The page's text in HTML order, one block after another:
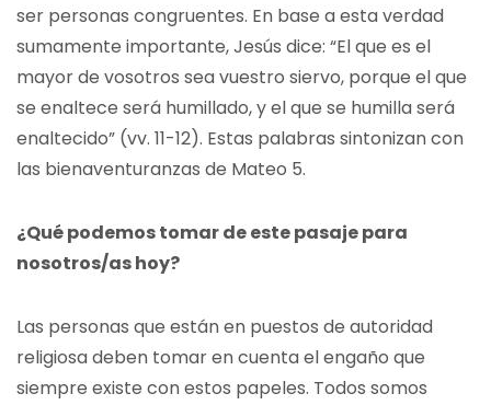
ser personas congruentes. En base a esta verdad
sumamente importante, Jesús dice: “El que es el
mayor de vosotros sea vuestro siervo, porque el que
se enaltece será humillado, y el que se humilla será
enaltecido” (vv. 11-12). Estas palabras sintonizan con
las bienaventuranzas de Mateo 5.
¿Qué podemos tomar de este pasaje para
nosotros/as hoy?
Las personas que están en puestos de autoridad
religiosa deben tomar en cuenta el engaño que
siempre existe con estos papeles. Todos somos